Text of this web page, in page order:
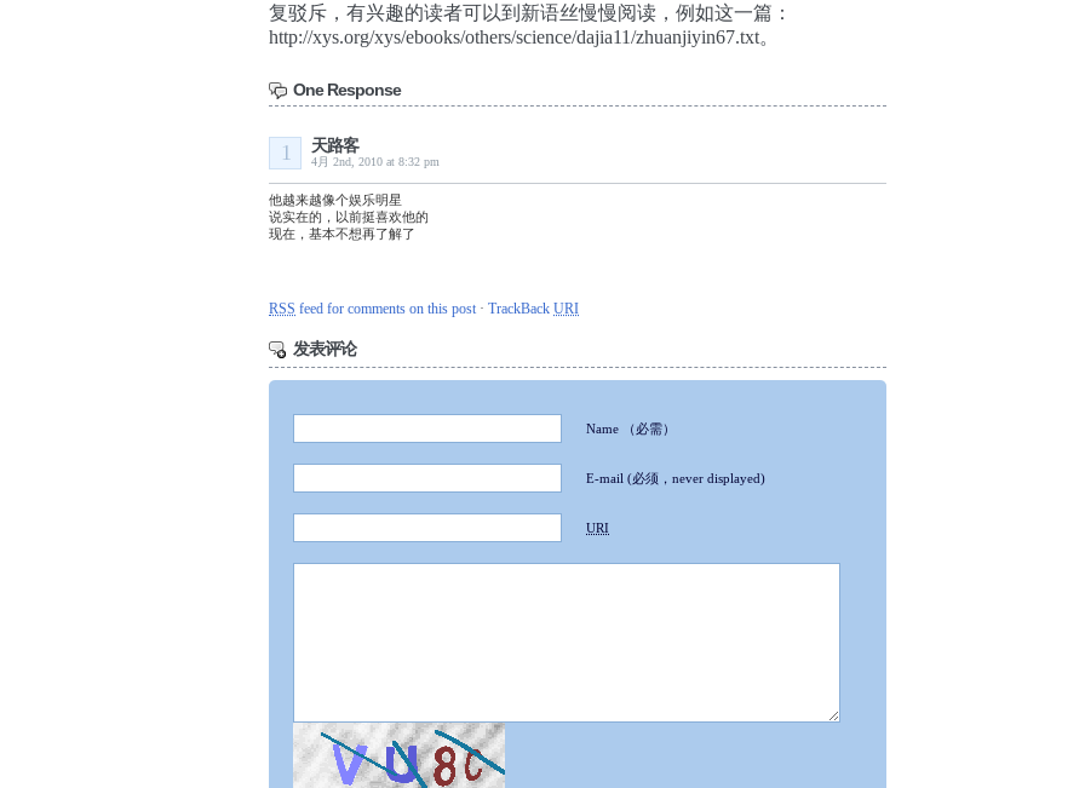
复驳斥，有兴趣的读者可以到新语丝慢慢阅读，例如这一篇：
http://xys.org/xys/ebooks/others/science/dajia11/zhuanjiyin67.txt。
One Response
天路客
4月 2nd, 2010 at 8:32 pm
1
他越来越像个娱乐明星
说实在的，以前挺喜欢他的
现在，基本不想再了解了
RSS feed for comments on this post · TrackBack URI
发表评论
Name （必需）
E-mail (必须，never displayed)
URI